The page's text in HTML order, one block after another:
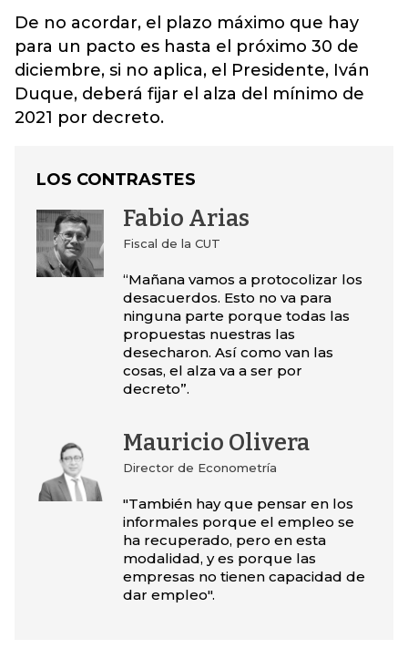
De no acordar, el plazo máximo que hay
para un pacto es hasta el próximo 30 de
diciembre, si no aplica, el Presidente, Iván
Duque, deberá fijar el alza del mínimo de
2021 por decreto.
LOS CONTRASTES
Fabio Arias
Fiscal de la CUT
“Mañana vamos a protocolizar los
desacuerdos. Esto no va para
ninguna parte porque todas las
propuestas nuestras las
desecharon. Así como van las
cosas, el alza va a ser por
decreto”.
Mauricio Olivera
Director de Econometría
"También hay que pensar en los
informales porque el empleo se
ha recuperado, pero en esta
modalidad, y es porque las
empresas no tienen capacidad de
dar empleo".